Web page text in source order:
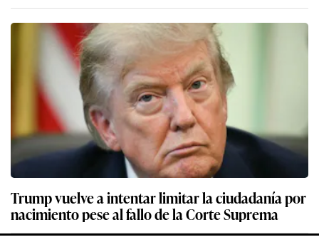
Trump vuelve a intentar limitar la ciudadanía por
nacimiento pese al fallo de la Corte Suprema